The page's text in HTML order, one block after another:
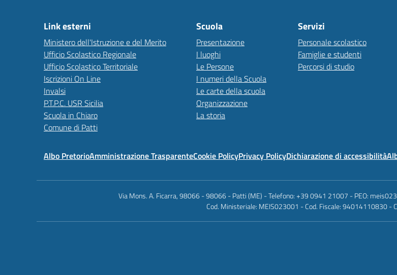
Link esterni
Ministero dell'Istruzione e del Merito
Ufficio Scolastico Regionale
Ufficio Scolastico Territoriale
Iscrizioni On Line
Invalsi
P.T.P.C. USR Sicilia
Scuola in Chiaro
Comune di Patti
Scuola
Presentazione
I luoghi
Le Persone
I numeri della Scuola
Le carte della scuola
Organizzazione
La storia
Servizi
Personale scolastico
Famiglie e studenti
Percorsi di studio
Albo PretorioAmministrazione TrasparenteCookie PolicyPrivacy PolicyDichiarazione di accessibilità
Via Mons. A. Ficarra, 98066 - 98066 - Patti (ME) - Telefono: +39 0941 21007 - PEO:
Cod. Ministeriale: MEIS023001 - Cod. Fiscale: 94014110830 -